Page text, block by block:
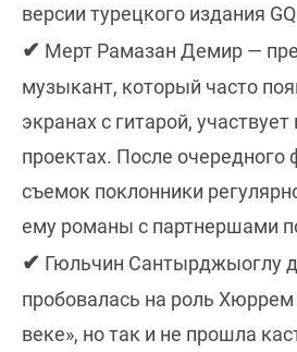
версии турецкого издания
✔ Мерт Рамазан Демир —
музыкант, который часто
экранах с гитарой,
проектах. После очередного
съемок поклонники
ему романы с партнершами
✔ Гюльчин Сантырджыоглу
пробовалась на роль
веке», но так и не прошла